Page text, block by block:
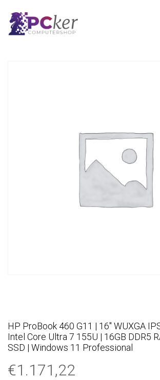
HP ProBook 460 G11 | 16″ WUXGA
Intel Core Ultra 7 155U | 16GB DDR5
SSD | Windows 11 Professional
€1.171,22